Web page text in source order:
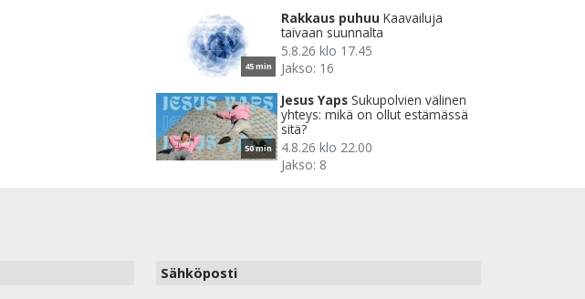
45 min
Rakkaus puhuu Kaavailuja
taivaan suunnalta
5.8.26 klo 17.45
Jakso: 16
50 min
Jesus Yaps Sukupolvien välinen
yhteys: mikä on ollut estämässä
sitä?
4.8.26 klo 22.00
Jakso: 8
Sähköposti